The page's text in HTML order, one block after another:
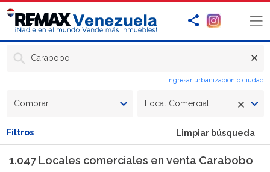
Carabobo
Ingresar urbanización o ciudad
Comprar Local Comercial
Filtros Limpiar búsqueda
1.047 Locales comerciales en venta Carabobo